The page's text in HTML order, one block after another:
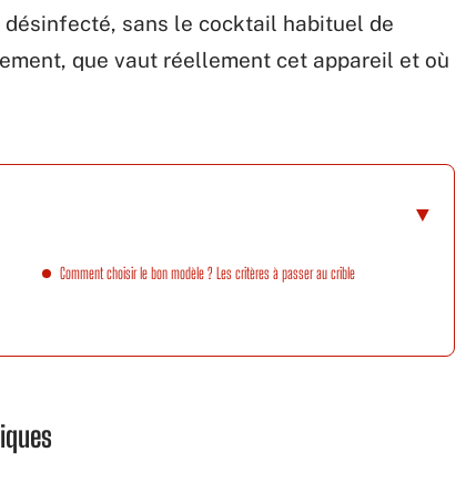
désinfecté, sans le cocktail habituel de
que vaut réellement cet appareil et où
Comment choisir le bon modèle ? Les critères à passer au crible